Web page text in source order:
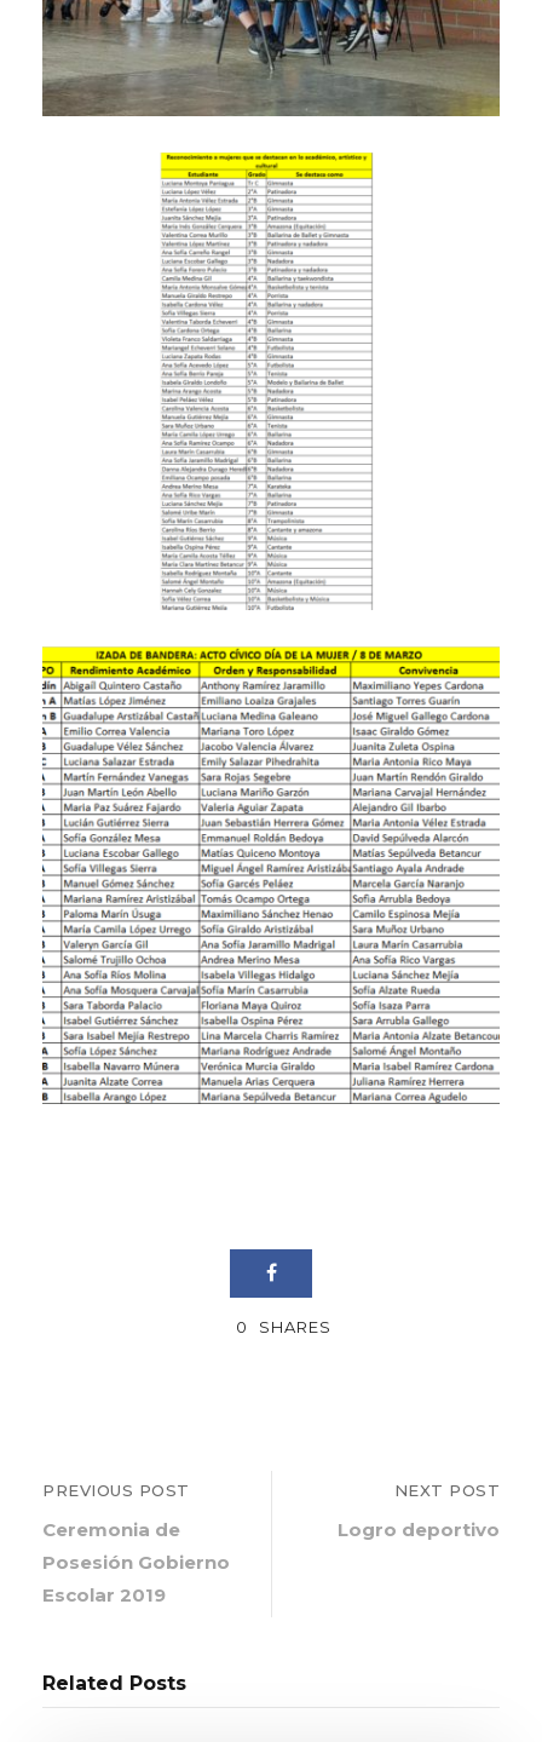
0 SHARES
PREVIOUS POST
Ceremonia de
Posesión Gobierno
Escolar 2019
NEXT POST
Logro deportivo
Related Posts